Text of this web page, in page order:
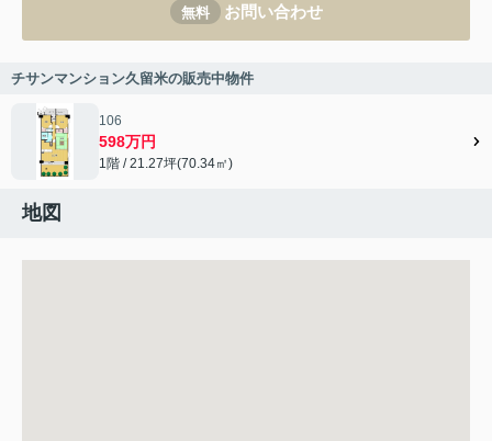
無料 お問い合わせ
チサンマンション久留米の販売中物件
106
598万円
1階 / 21.27坪(70.34㎡)
地図